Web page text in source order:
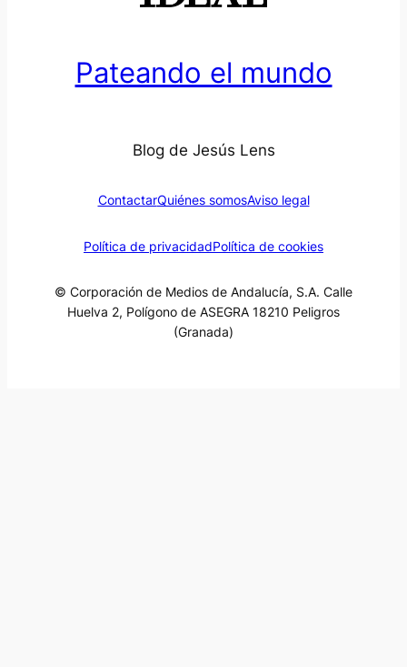
Pateando el mundo
Blog de Jesús Lens
ContactarQuiénes somosAviso legal
Política de privacidadPolítica de cookies
© Corporación de Medios de Andalucía, S.A. Calle
Huelva 2, Polígono de ASEGRA 18210 Peligros
(Granada)